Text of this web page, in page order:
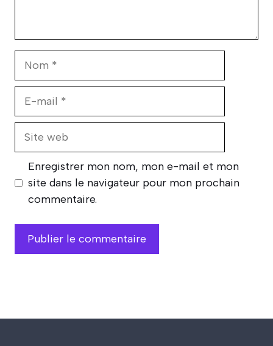
Enregistrer mon nom, mon e-mail et mon
site dans le navigateur pour mon prochain
commentaire.